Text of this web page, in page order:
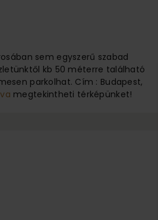
sem egyszerű szabad
kb 50 méterre található
parkolhat. Cím : Budapest,
megtekintheti térképünket!